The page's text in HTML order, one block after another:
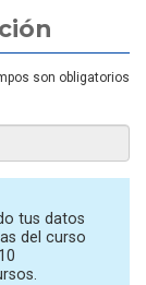
son obligatorios
tus datos
del curso